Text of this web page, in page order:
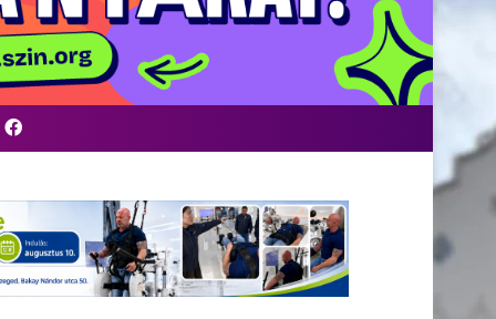
Facebook